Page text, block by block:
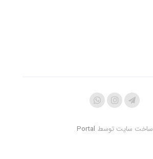
ساخت سایت توسط Portal